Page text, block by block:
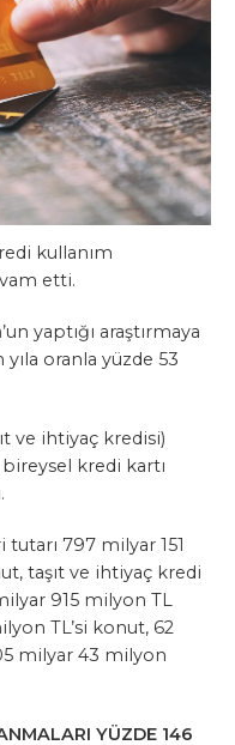
kullanım
etti.
yaptığı araştırmaya
oranla yüzde 53
ve ihtiyaç kredisi)
kredi kartı
797 milyar 151
taşıt ve ihtiyaç kredi
915 milyon TL
TL’si konut, 62
milyar 43 milyon
YÜZDE 146